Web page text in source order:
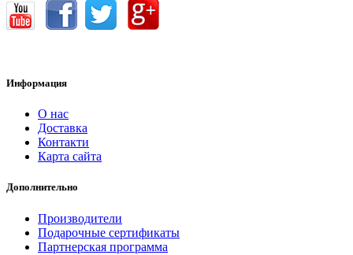
Информация
О нас
Доставка
Контакти
Карта сайта
Дополнительно
Производители
Подарочные сертификаты
Партнерская программа